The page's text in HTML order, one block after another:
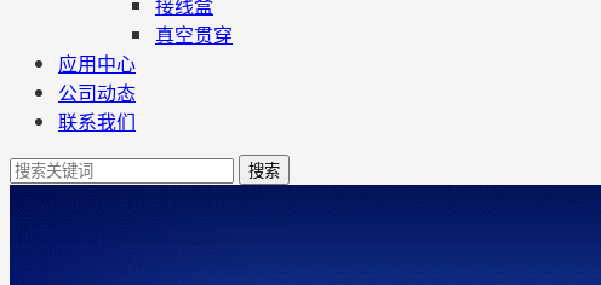
真空贯穿
应用中心
公司动态
联系我们
搜索